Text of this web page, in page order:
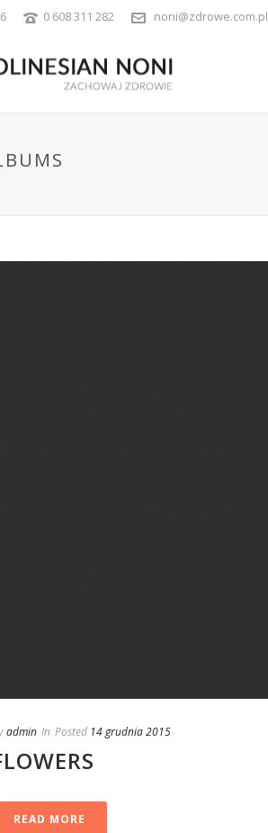
0 608 311 282 noni@zdrowe.com.pl
admin In Posted 14 grudnia 2015
READ MORE